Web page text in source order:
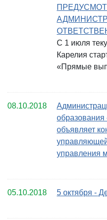
С 1 июля
Карелия
«Прямые
08.10.2018
объявляет
управления
05.10.2018 5 октября -